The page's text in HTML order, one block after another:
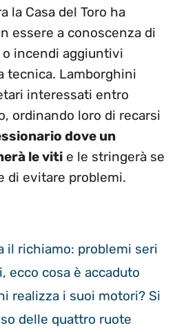
la Casa del Toro ha
essere a conoscenza di
incendi aggiuntivi
tecnica. Lamborghini
interessati entro
ordinando loro di recarsi
dove un
le viti e le stringerà se
di evitare problemi.
il richiamo: problemi seri
ecco cosa è accaduto
realizza i suoi motori? Si
delle quattro ruote